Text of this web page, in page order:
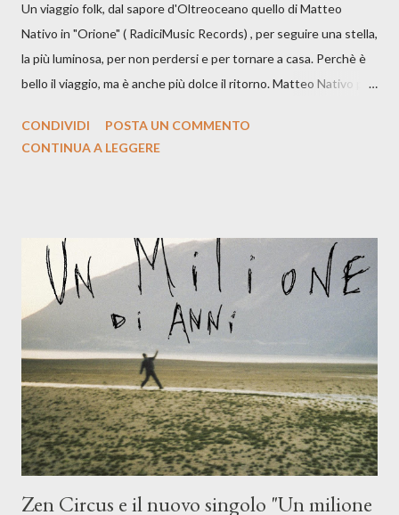
Un viaggio folk, dal sapore d'Oltreoceano quello di Matteo
Nativo in "Orione" ( RadiciMusic Records) , per seguire una stella,
la più luminosa, per non perdersi e per tornare a casa. Perchè è
bello il viaggio, ma è anche più dolce il ritorno. Matteo Nativo per
indubbiamente matura e consapevole oltre che con ottimi
Dicevamo. Ed è da qui che il nostro inizia questo concept
musicale, con " Che ora è" , raccontando la separazione dalla
moglie, del senso di sconfitta e del caldo afoso che opprime,
giusta condizione di sopraffazione: "Non so che ora è, che giorno
è, di questa estate che...". E' raro fare uscire come singolo una
cover, ma...
CONDIVIDI
POSTA UN COMMENTO
CONTINUA A LEGGERE
Zen Circus e il nuovo singolo "Un milione